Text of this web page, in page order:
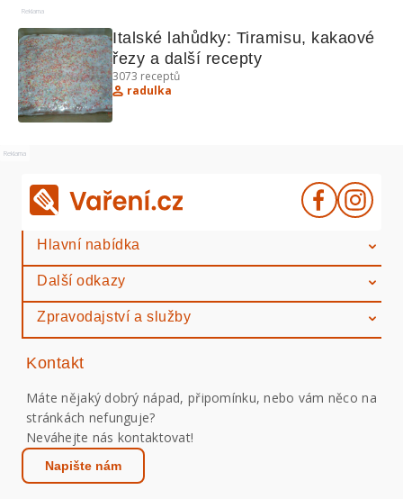
Reklama
Italské lahůdky: Tiramisu, kakaové
řezy a další recepty
3073 receptů
radulka
Reklama
Hlavní nabídka
Další odkazy
Zpravodajství a služby
Kontakt
Máte nějaký dobrý nápad, připomínku, nebo vám něco na
stránkách nefunguje?
Neváhejte nás kontaktovat!
Napište nám